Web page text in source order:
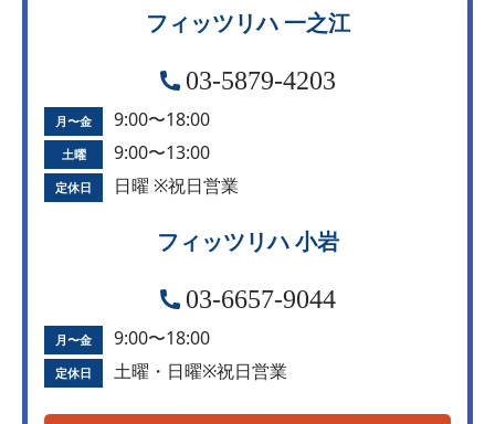
フィッツリハ 一之江
03-5879-4203
月〜金 9:00〜18:00
土曜 9:00〜13:00
定休日 日曜 ※祝日営業
フィッツリハ 小岩
03-6657-9044
月〜金 9:00〜18:00
定休日 土曜・日曜※祝日営業